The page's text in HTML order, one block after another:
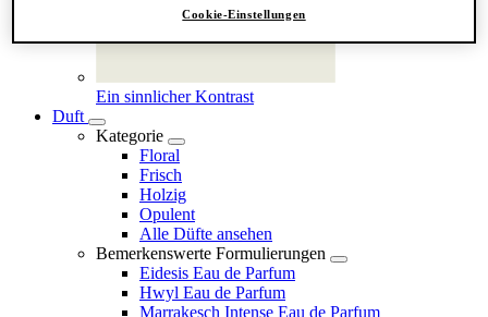
Ein sinnlicher Kontrast
Duft
Kategorie
Floral
Frisch
Holzig
Opulent
Alle Düfte ansehen
Bemerkenswerte Formulierungen
Eidesis Eau de Parfum
Hwyl Eau de Parfum
Marrakesch Intense Eau de Parfum
Cookie-Einstellungen